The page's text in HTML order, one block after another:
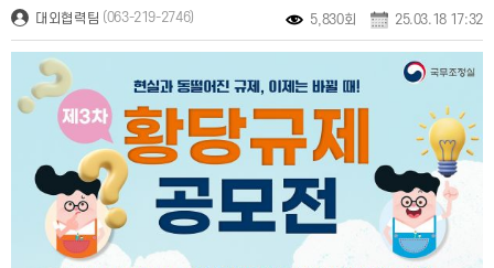
대외협력팀 (063-219-2746) 5,830회 25.03.18 17:32